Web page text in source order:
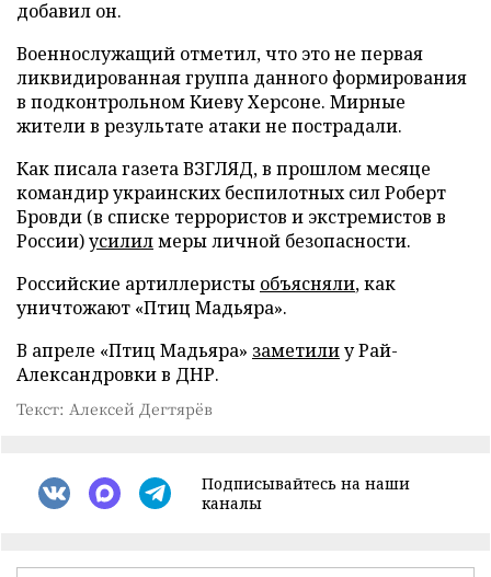
добавил он.
Военнослужащий отметил, что это не первая
ликвидированная группа данного формирования
в подконтрольном Киеву Херсоне. Мирные
жители в результате атаки не пострадали.
Как писала газета ВЗГЛЯД, в прошлом месяце
командир украинских беспилотных сил Роберт
Бровди (в списке террористов и экстремистов в
России)усилилмеры личной безопасности.
Российские артиллеристы объясняли, как
уничтожают «Птиц Мадьяра».
В апреле «Птиц Мадьяра» заметилиу Рай-
Александровки в ДНР.
Текст: Алексей Дегтярёв
Подписывайтесь на наши
каналы